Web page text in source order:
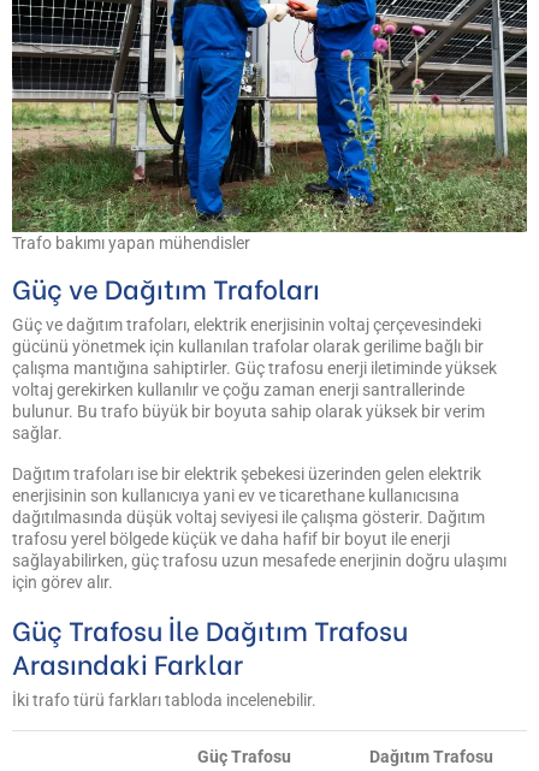
Trafo bakımı yapan mühendisler
Güç ve Dağıtım Trafoları
Güç ve dağıtım trafoları, elektrik enerjisinin voltaj çerçevesindeki
gücünü yönetmek için kullanılan trafolar olarak gerilime bağlı bir
çalışma mantığına sahiptirler. Güç trafosu enerji iletiminde yüksek
voltaj gerekirken kullanılır ve çoğu zaman enerji santrallerinde
bulunur. Bu trafo büyük bir boyuta sahip olarak yüksek bir verim
sağlar.
Dağıtım trafoları ise bir elektrik şebekesi üzerinden gelen elektrik
enerjisinin son kullanıcıya yani ev ve ticarethane kullanıcısına
dağıtılmasında düşük voltaj seviyesi ile çalışma gösterir. Dağıtım
trafosu yerel bölgede küçük ve daha hafif bir boyut ile enerji
sağlayabilirken, güç trafosu uzun mesafede enerjinin doğru ulaşımı
için görev alır.
Güç Trafosu İle Dağıtım Trafosu
Arasındaki Farklar
İki trafo türü farkları tabloda incelenebilir.
Güç Trafosu Dağıtım Trafosu